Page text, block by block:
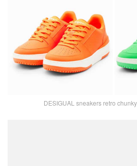
DESIGUAL sneakers retro